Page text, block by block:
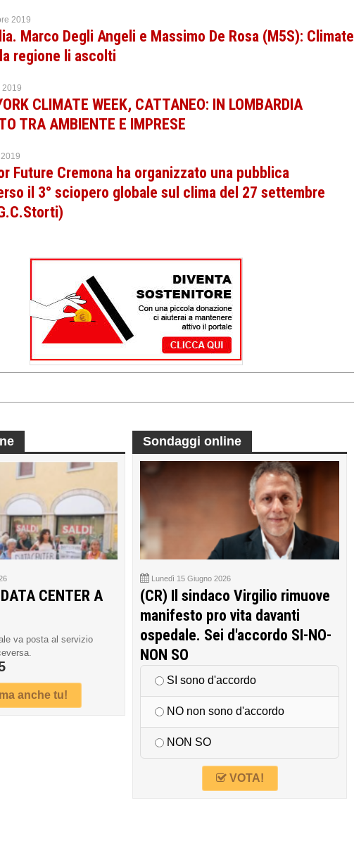
2019
Marco Degli Angeli e Massimo De Rosa (M5S): Climate
regione li ascolti
2019
CLIMATE WEEK, CATTANEO: IN LOMBARDIA
TRA AMBIENTE E IMPRESE
Future Cremona ha organizzato una pubblica
il 3° sciopero globale sul clima del 27 settembre
CENTER A
va posta al servizio
anche tu!
Sondaggi online
Lunedì 15 Giugno 2026
(CR) Il sindaco Virgilio rimuove
manifesto pro vita davanti
ospedale. Sei d'accordo SI-NO-
NON SO
SI sono d'accordo
NO non sono d'accordo
NON SO
VOTA!